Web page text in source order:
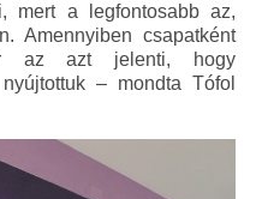
mert a legfontosabb az,
Amennyiben csapatként
az azt jelenti, hogy
– mondta Tófol